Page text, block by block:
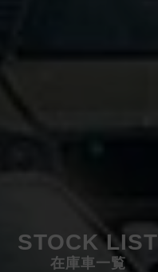
STOCK LIST
在庫車一覧